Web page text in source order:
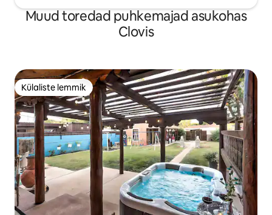
Muud toredad puhkemajad asukohas
Clovis
Külaliste lemmik
Külaliste lemmik